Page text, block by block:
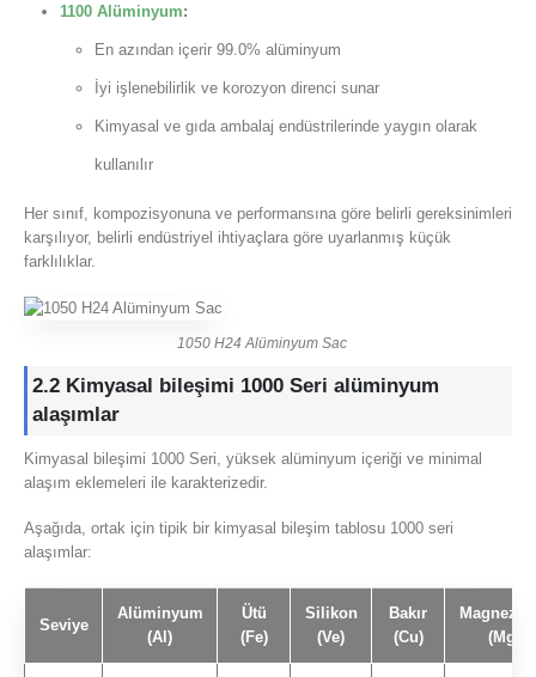
1100 Alüminyum:
En azından içerir 99.0% alüminyum
İyi işlenebilirlik ve korozyon direnci sunar
Kimyasal ve gıda ambalaj endüstrilerinde yaygın olarak
kullanılır
Her sınıf, kompozisyonuna ve performansına göre belirli gereksinimleri
karşılıyor, belirli endüstriyel ihtiyaçlara göre uyarlanmış küçük
farklılıklar.
1050 H24 Alüminyum Sac
2.2 Kimyasal bileşimi 1000 Seri alüminyum
alaşımlar
Kimyasal bileşimi 1000 Seri, yüksek alüminyum içeriği ve minimal
alaşım eklemeleri ile karakterizedir.
Aşağıda, ortak için tipik bir kimyasal bileşim tablosu 1000 seri
alaşımlar:
Seviye
Alüminyum
(Al)
Ütü
(Fe)
Silikon
(Ve)
Bakır
(Cu)
(Mg)